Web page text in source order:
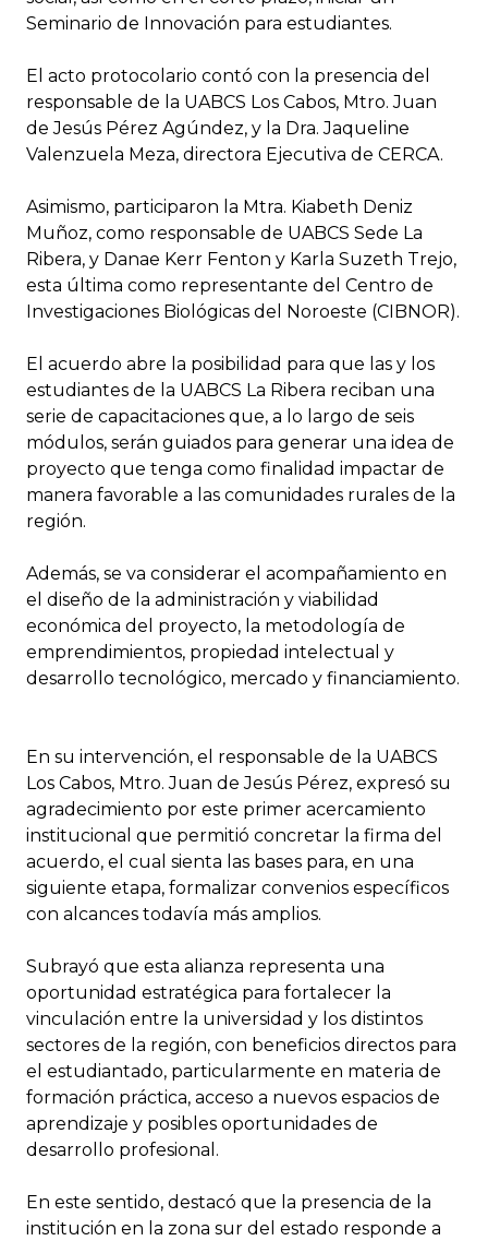
Seminario de Innovación para estudiantes.
El acto protocolario contó con la presencia del
responsable de la UABCS Los Cabos, Mtro. Juan
de Jesús Pérez Agúndez, y la Dra. Jaqueline
Valenzuela Meza, directora Ejecutiva de CERCA.
Asimismo, participaron la Mtra. Kiabeth Deniz
Muñoz, como responsable de UABCS Sede La
Ribera, y Danae Kerr Fenton y Karla Suzeth Trejo,
esta última como representante del Centro de
Investigaciones Biológicas del Noroeste (CIBNOR).
El acuerdo abre la posibilidad para que las y los
estudiantes de la UABCS La Ribera reciban una
serie de capacitaciones que, a lo largo de seis
módulos, serán guiados para generar una idea de
proyecto que tenga como finalidad impactar de
manera favorable a las comunidades rurales de la
región.
Además, se va considerar el acompañamiento en
el diseño de la administración y viabilidad
económica del proyecto, la metodología de
emprendimientos, propiedad intelectual y
desarrollo tecnológico, mercado y financiamiento.
En su intervención, el responsable de la UABCS
Los Cabos, Mtro. Juan de Jesús Pérez, expresó su
agradecimiento por este primer acercamiento
institucional que permitió concretar la firma del
acuerdo, el cual sienta las bases para, en una
siguiente etapa, formalizar convenios específicos
con alcances todavía más amplios.
Subrayó que esta alianza representa una
oportunidad estratégica para fortalecer la
vinculación entre la universidad y los distintos
sectores de la región, con beneficios directos para
el estudiantado, particularmente en materia de
formación práctica, acceso a nuevos espacios de
aprendizaje y posibles oportunidades de
desarrollo profesional.
En este sentido, destacó que la presencia de la
institución en la zona sur del estado responde a